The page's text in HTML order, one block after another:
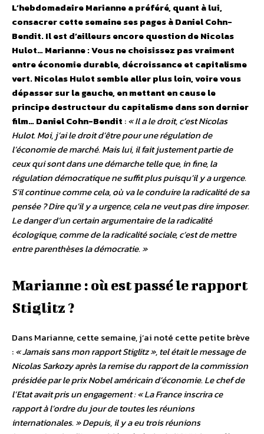
L’hebdomadaire Marianne a préféré, quant à lui,
consacrer cette semaine ses pages à Daniel Cohn-
Bendit. Il est d’ailleurs encore question de Nicolas
Hulot…Marianne : Vous ne choisissez pas vraiment
entre économie durable, décroissance et capitalisme
vert. Nicolas Hulot semble aller plus loin, voire vous
dépasser sur la gauche, en mettant en cause le
principe destructeur du capitalisme dans son dernier
film…Daniel Cohn-Bendit :« Il a le droit, c’est Nicolas
Hulot. Moi, j’ai le droit d’être pour une régulation de
l’économie de marché. Mais lui, il fait justement partie de
ceux qui sont dans une démarche telle que, in fine, la
régulation démocratique ne suffit plus puisqu’il y a urgence.
S’il continue comme cela, où va le conduire la radicalité de sa
pensée ? Dire qu’il y a urgence, cela ne veut pas dire imposer.
Le danger d’un certain argumentaire de la radicalité
écologique, comme de la radicalité sociale, c’est de mettre
entre parenthèses la démocratie. »
Marianne : où est passé le rapport
Stiglitz ?
Dans Marianne, cette semaine, j’ai noté cette petite brève
:« Jamais sans mon rapport Stiglitz », tel était le message de
Nicolas Sarkozy après la remise du rapport de la commission
présidée par le prix Nobel américain d’économie. Le chef de
l’Etat avait pris un engagement : « La France inscrira ce
rapport à l’ordre du jour de toutes les réunions
internationales. » Depuis, il y a eu trois réunions